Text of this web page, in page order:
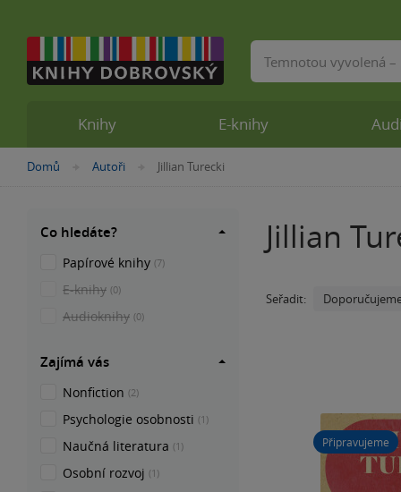
Nacházíte
Domů »Autoři »Jillian Turecki
Jillian
Seřadit:
Připravujeme
Co hledáte?
Papírové knihy (7)
E-knihy (0)
Audioknihy (0)
Zajímá vás
Nonfiction (2)
Psychologie osobnosti (1)
Naučná literatura (1)
Osobní rozvoj (1)
Knihy E-knihy
Vyhledávání